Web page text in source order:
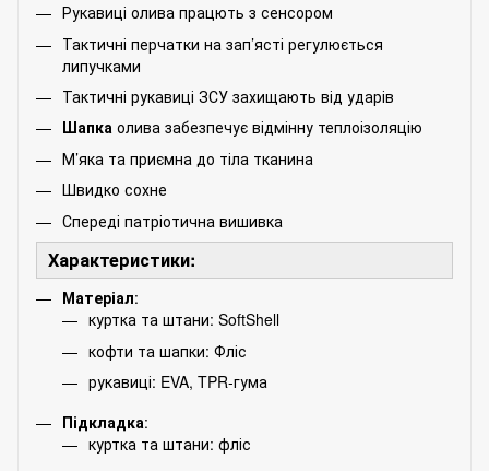
Рукавиці олива працють з сенсором
Тактичні перчатки на зап’ясті регулюється
липучками
Тактичні рукавиці ЗСУ захищають від ударів
Шапка олива забезпечує відмінну теплоізоляцію
М’яка та приємна до тіла тканина
Швидко сохне
Спереді патріотична вишивка
Характеристики:
Матеріал:
куртка та штани: SoftShell
кофти та шапки: Фліс
рукавиці: EVA, TPR-гума
Підкладка:
куртка та штани: фліс